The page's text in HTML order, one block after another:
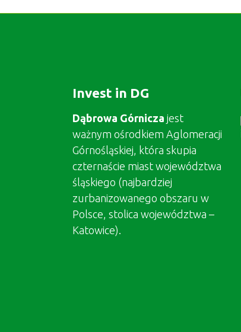
Invest in DG
Dąbrowa Górnicza jest
ważnym ośrodkiem Aglomeracji
Górnośląskiej, która skupia
czternaście miast województwa
śląskiego (najbardziej
zurbanizowanego obszaru w
Polsce, stolica województwa –
Katowice).